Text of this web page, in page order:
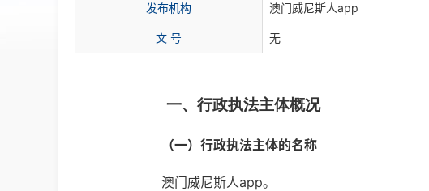
发布机构 澳门威尼斯人app
文 号 无
一、行政执法主体概况
（一）行政执法主体的名称
澳门威尼斯人app。